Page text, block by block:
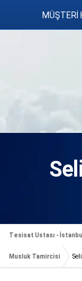
MÜŞTERİ
Tesisat Ustası -
Musluk Tamircisi